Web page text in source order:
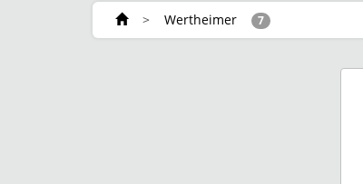
> Wertheimer 7